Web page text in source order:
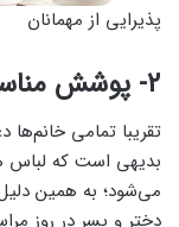
پذیرایی از مهمانان
2- پوشش مناسب خواستگاری
تقریبا تما‌می‌ خانم‌ها
بدیهی است که
‌می‌شود؛ به همین
دختر و پسر در روز